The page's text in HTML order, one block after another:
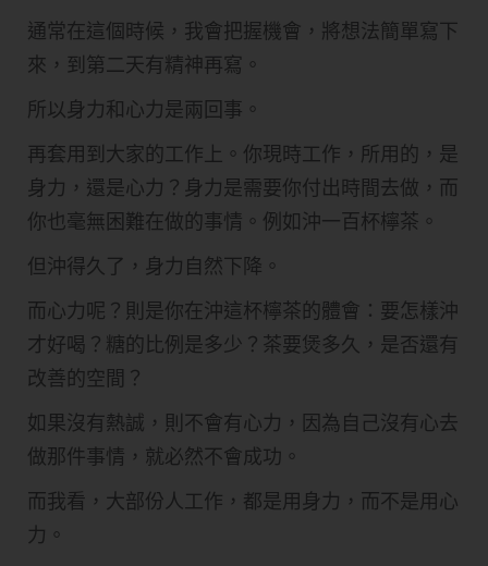
通常在這個時候，我會把握機會，將想法簡單寫下
來，到第二天有精神再寫。
所以身力和心力是兩回事。
再套用到大家的工作上。你現時工作，所用的，是
身力，還是心力？身力是需要你付出時間去做，而
你也毫無困難在做的事情。例如沖一百杯檸茶。
但沖得久了，身力自然下降。
而心力呢？則是你在沖這杯檸茶的體會：要怎樣沖
才好喝？糖的比例是多少？茶要煲多久，是否還有
改善的空間？
如果沒有熱誠，則不會有心力，因為自己沒有心去
做那件事情，就必然不會成功。
而我看，大部份人工作，都是用身力，而不是用心
力。